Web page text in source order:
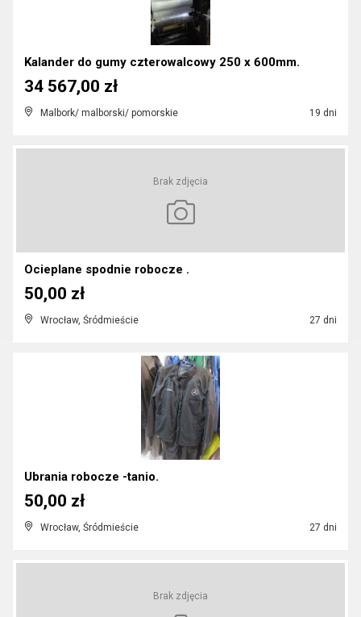
Kalander do gumy czterowalcowy 250 x 600mm.
Malbork/ malborski/ pomorskie 19 dni
34 567,00 zł
Brak zdjęcia
Ocieplane spodnie robocze .
Wrocław, Śródmieście 27 dni
50,00 zł
Ubrania robocze -tanio.
Wrocław, Śródmieście 27 dni
50,00 zł
Brak zdjęcia